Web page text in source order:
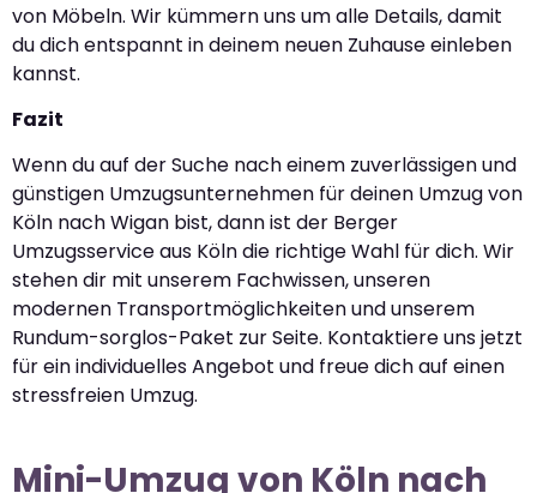
von Möbeln. Wir kümmern uns um alle Details, damit
du dich entspannt in deinem neuen Zuhause einleben
kannst.
Fazit
Wenn du auf der Suche nach einem zuverlässigen und
günstigen Umzugsunternehmen für deinen Umzug von
Köln nach Wigan bist, dann ist der Berger
Umzugsservice aus Köln die richtige Wahl für dich. Wir
stehen dir mit unserem Fachwissen, unseren
modernen Transportmöglichkeiten und unserem
Rundum-sorglos-Paket zur Seite. Kontaktiere uns jetzt
für ein individuelles Angebot und freue dich auf einen
stressfreien Umzug.
Mini-Umzug von Köln nach